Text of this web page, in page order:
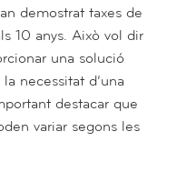
demostrat taxes de
10 anys. Això vol dir
una solució
necessitat d’una
destacar que
variar segons les